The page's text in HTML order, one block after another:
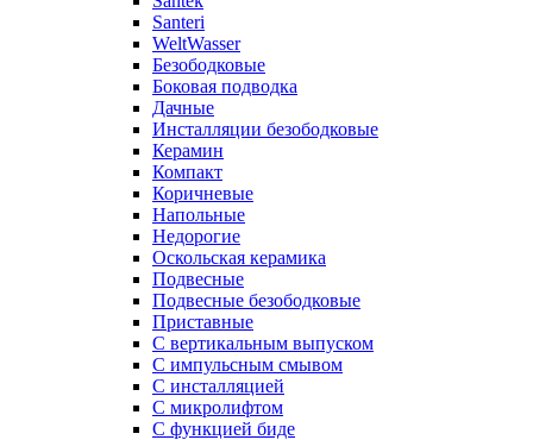
Santeri
WeltWasser
Безободковые
Боковая подводка
Дачные
Инсталляции безободковые
Керамин
Компакт
Коричневые
Напольные
Недорогие
Оскольская керамика
Подвесные
Подвесные безободковые
Приставные
С вертикальным выпуском
С импульсным смывом
С инсталляцией
С микролифтом
С функцией биде